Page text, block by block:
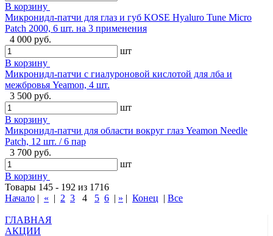
В корзину
Микронидл-патчи для глаз и губ KOSE Hyaluro Tune Micro
Patch 2000, 6 шт. на 3 применения
4 000 руб.
шт
В корзину
Микронидл-патчи с гиалуроновой кислотой для лба и
межбровья Yeamon, 4 шт.
3 500 руб.
шт
В корзину
Микронидл-патчи для области вокруг глаз Yeamon Needle
Patch, 12 шт. / 6 пар
3 700 руб.
шт
В корзину
Товары 145 - 192 из 1716
Начало | « | 2 3 4 5 6 | » | Конец | Все
ГЛАВНАЯ
АКЦИИ